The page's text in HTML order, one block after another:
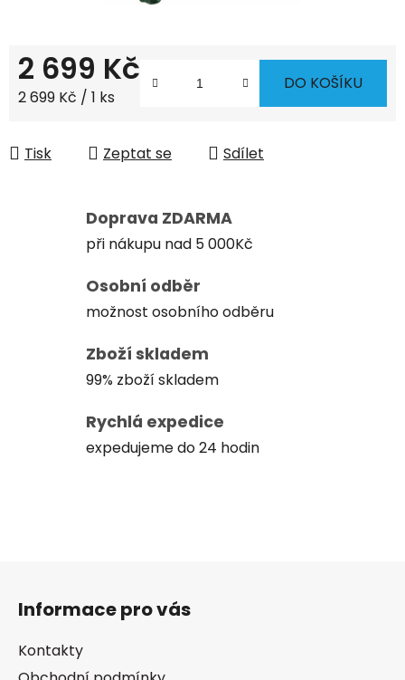
2 699 Kč
Měrná cena:
2 699 Kč / 1 ks
DO KOŠÍKU
Tisk Zeptat se Sdílet
Doprava ZDARMA
při nákupu nad 5 000Kč
Osobní odběr
možnost osobního odběru
Zboží skladem
99% zboží skladem
Rychlá expedice
expedujeme do 24 hodin
Informace pro vás
Kontakty